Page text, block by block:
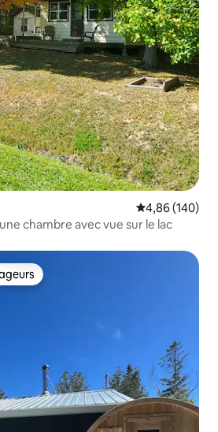
Évaluation
4,86 (140)
chambre avec vue sur le lac
les plus appréciés